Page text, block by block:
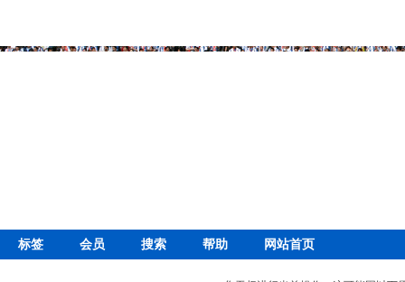
标签 会员 搜索 帮助 网站首页